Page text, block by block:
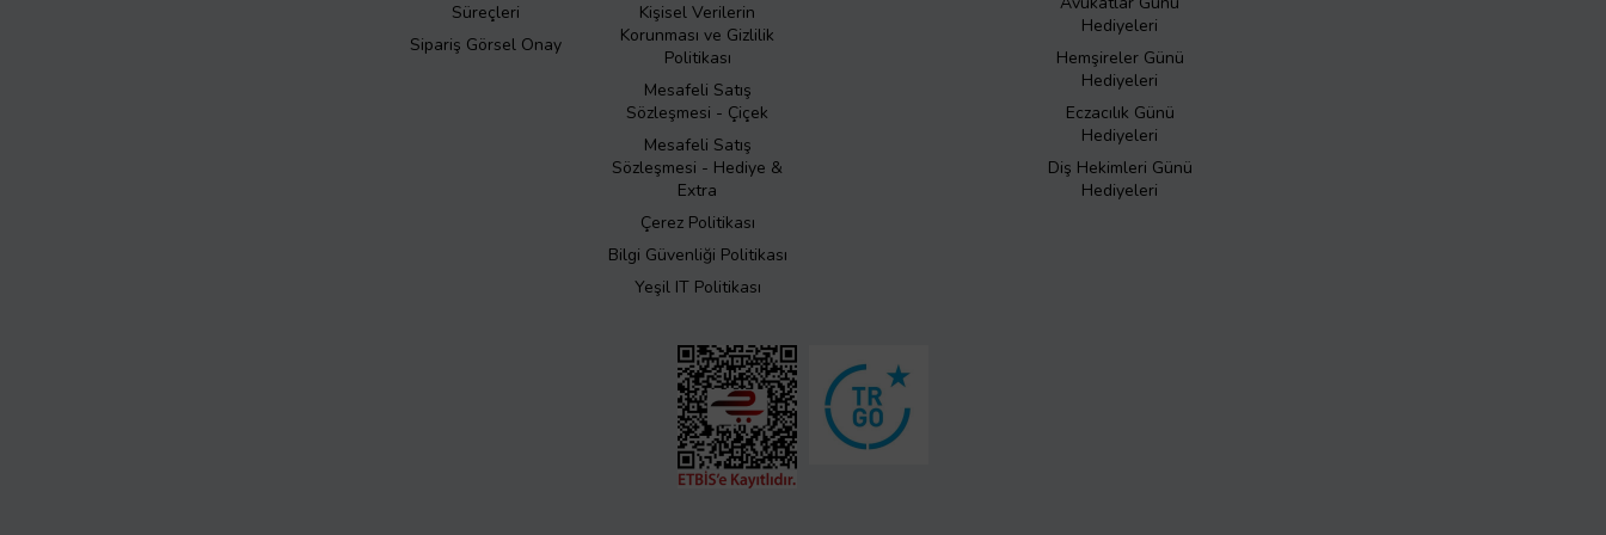
Süreçleri
Sipariş Görsel Onay
Kişisel Verilerin
Korunması ve Gizlilik
Politikası
Mesafeli Satış
Sözleşmesi - Çiçek
Mesafeli Satış
Sözleşmesi - Hediye &
Extra
Çerez Politikası
Bilgi Güvenliği Politikası
Yeşil IT Politikası
Hediyeleri
Hemşireler Günü
Hediyeleri
Eczacılık Günü
Hediyeleri
Diş Hekimleri Günü
Hediyeleri